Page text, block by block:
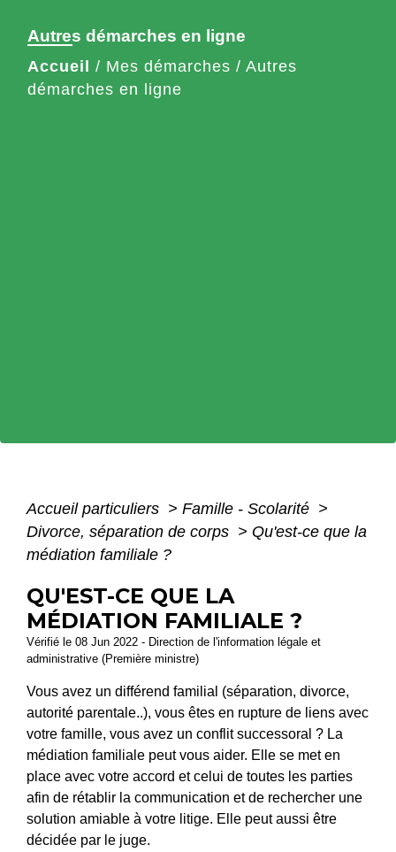
Autres démarches en ligne
Accueil / Mes démarches / Autres
démarches en ligne
Accueil particuliers > Famille - Scolarité >
Divorce, séparation de corps > Qu'est-ce que la
médiation familiale ?
QU'EST-CE QUE LA
MÉDIATION FAMILIALE ?
Vérifié le 08 Jun 2022 - Direction de l'information légale et
administrative (Première ministre)
Vous avez un différend familial (séparation, divorce,
autorité parentale..), vous êtes en rupture de liens avec
votre famille, vous avez un conflit successoral ? La
médiation familiale peut vous aider. Elle se met en
place avec votre accord et celui de toutes les parties
afin de rétablir la communication et de rechercher une
solution amiable à votre litige. Elle peut aussi être
décidée par le juge.